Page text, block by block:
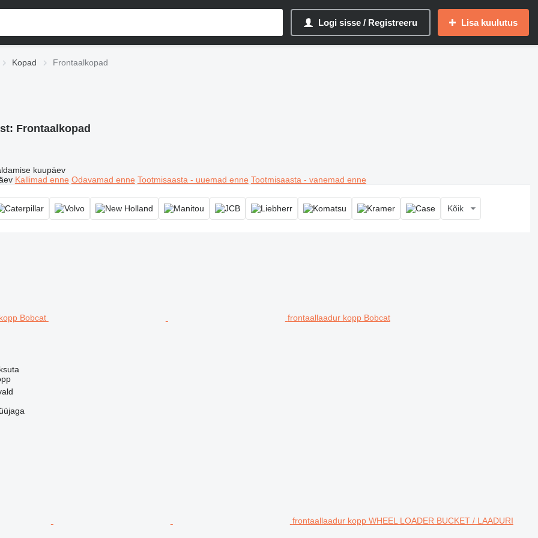
Logi sisse / Registreeru Lisa kuulutus
Kopad Frontaalkopad
Frontaalkopad
kuupäev
Kallimad enne Odavamad enne Tootmisaasta - uuemad enne Tootmisaasta - vanemad enne
Kõik
frontaallaadur kopp Bobcat
frontaallaadur kopp WHEEL LOADER BUCKET / LAADURI